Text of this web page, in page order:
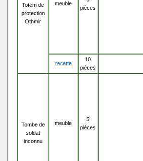
Totem de
protection
Othmir
meuble
pièces
recette
10
pièces
Tombe de
soldat
inconnu
meuble
5
pièces